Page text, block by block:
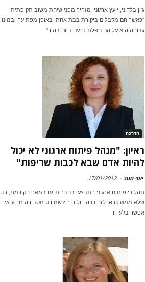
ג'ון בלדוני, יועץ ארגוני, מזהיר מפני שיחת משוב תקופתית:
"כאשר הם מקבלים ביקורת בבת אחת, באופן מפתיעה ובמינון
גבוהה היא עליהם נופלת כרעם ביום בהיר"
הדרכה
ראיון: "מנהל פיתוח ארגוני לא יכול
להיות אדם שבא לכבות שריפות"
יוסי חטב -
17/01/2012
תהליכי פיתוח ארגוני התבצעו בחברות גם במאה הקודמת, רק
שלא ממש קראו לזה ככה. יוליה ריינשמידט מסבירה מדוע אי
אפשר בלעדיו